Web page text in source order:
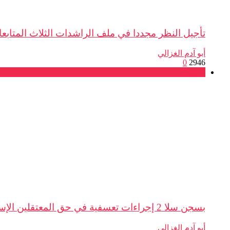
تأجيل النظر مجددا في ملف الراشدات الثلاث
أبو آدم الغزالي
2946
0
بسجن سلا 2 إجراءات تعسفية في حق المعتقلين الإسلاميين رفيق ...
أبو آدم الغزالي